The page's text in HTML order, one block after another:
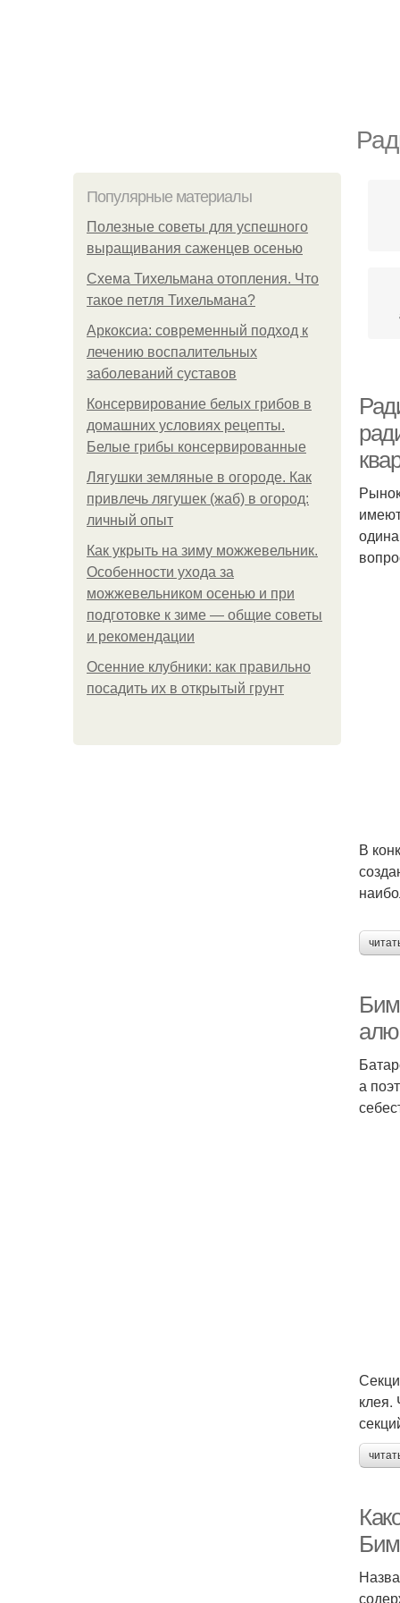
Популярные материалы
Полезные советы для успешного
выращивания саженцев осенью
Схема Тихельмана отопления. Что
такое петля Тихельмана?
Аркоксиа: современный подход к
лечению воспалительных
заболеваний суставов
Консервирование белых грибов в
домашних условиях рецепты.
Белые грибы консервированные
Лягушки земляные в огороде. Как
привлечь лягушек (жаб) в огород:
личный опыт
Как укрыть на зиму можжевельник.
Особенности ухода за
можжевельником осенью и при
подготовке к зиме — общие советы
и рекомендации
Осенние клубники: как правильно
посадить их в открытый грунт
В
а
клея.